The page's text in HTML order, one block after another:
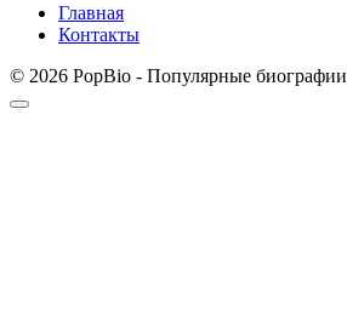
Главная
Контакты
© 2026 PopBio - Популярные биографии